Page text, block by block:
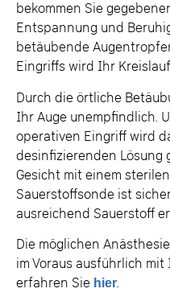
bekommen Sie
Entspannung und
betäubende
Eingriffs wird Ihr
Durch die örtliche
Ihr Auge unempfindlich.
operativen Eingriff wird
desinfizierenden Lösung
Gesicht mit einem
Sauerstoffsonde ist
ausreichend Sauerstoff
Die möglichen
im Voraus ausführlich
erfahren Sie hier